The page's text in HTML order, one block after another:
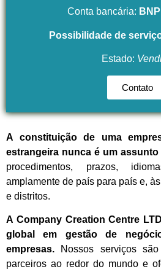
Conta bancária:
Possibilidade de
Estado:
Contato
A constituição de uma
estrangeira nunca é um
procedimentos, prazos,
amplamente de país para país e,
e distritos.
A Company Creation Centre
global em gestão de
empresas. Nossos serviços
parceiros ao redor do mundo e